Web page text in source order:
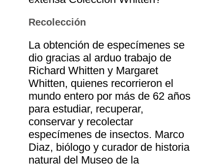
Recolección
La obtención de especímenes se
dio gracias al arduo trabajo de
Richard Whitten y Margaret
Whitten, quienes recorrieron el
mundo entero por más de 62 años
para estudiar, recuperar,
conservar y recolectar
especímenes de insectos. Marco
Diaz, biólogo y curador de historia
natural del Museo de la